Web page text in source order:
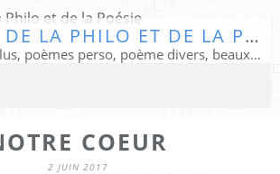
LE MONDE DE LA PHILO ET DE LA POÉSIE
Extraits de livres lus, poèmes perso, poème divers, beaux textes...
COEUR
2 JUIN 2017